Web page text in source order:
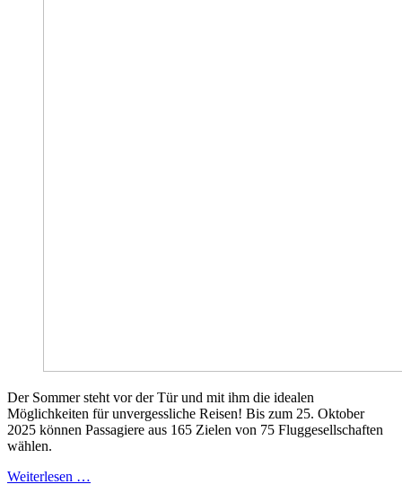
Der Sommer steht vor der Tür und mit ihm die idealen
Möglichkeiten für unvergessliche Reisen! Bis zum 25. Oktober
2025 können Passagiere aus 165 Zielen von 75 Fluggesellschaften
wählen.
Weiterlesen …